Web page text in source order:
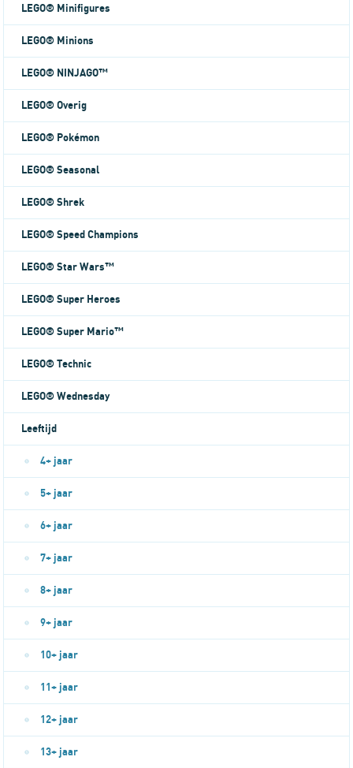
LEGO® Minifigures
LEGO® Minions
LEGO® NINJAGO™
LEGO® Overig
LEGO® Pokémon
LEGO® Seasonal
LEGO® Shrek
LEGO® Speed Champions
LEGO® Star Wars™
LEGO® Super Heroes
LEGO® Super Mario™
LEGO® Technic
LEGO® Wednesday
Leeftijd
4+ jaar
5+ jaar
6+ jaar
7+ jaar
8+ jaar
9+ jaar
10+ jaar
11+ jaar
12+ jaar
13+ jaar